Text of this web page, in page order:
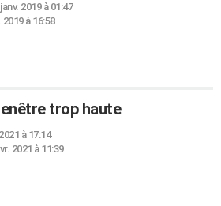
2019 à 01:47
2019 à 16:58
trop haute
à 17:14
2021 à 11:39